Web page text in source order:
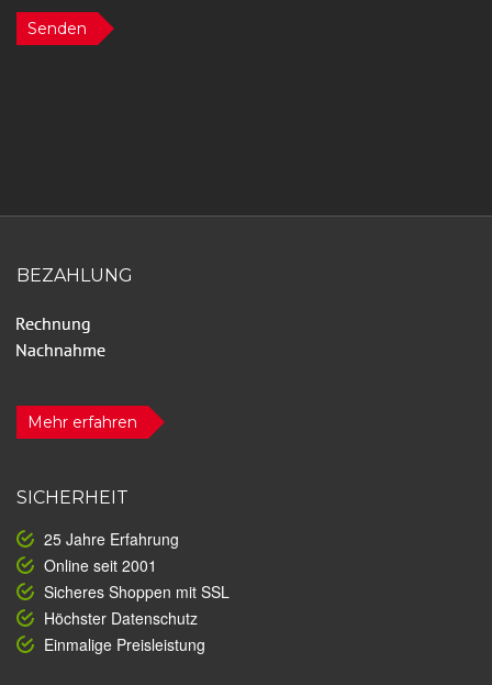
Senden
BEZAHLUNG
Mehr erfahren
SICHERHEIT
25 Jahre Erfahrung
Online seit 2001
Sicheres Shoppen mit SSL
Höchster Datenschutz
Einmalige Preisleistung